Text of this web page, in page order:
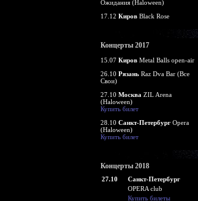
Ожидания (Haloween)
17.12 Киров Black Rose
Концерты 2017
15.07 Киров Metal Balls open-air
26.10 Рязань Raz Dva Bar (Все
Свои)
27.10 Москва ZIL Arena
(Haloween)
Купить билет
28.10 Санкт-Петербург Opera
(Haloween)
Купить билет
Концерты 2018
27.10
Санкт-Петербург
OPERA club
Купить билеты